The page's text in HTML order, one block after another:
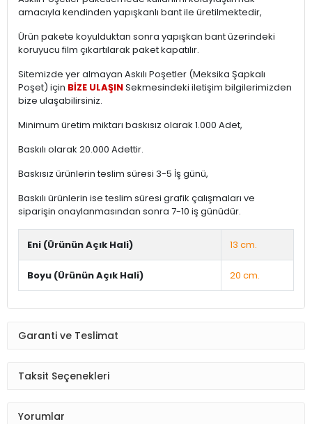
amacıyla kendinden yapışkanlı bant ile üretilmektedir,
Ürün pakete koyulduktan sonra yapışkan bant üzerindeki
koruyucu film çıkartılarak paket kapatılır.
Sitemizde yer almayan Askılı Poşetler (Meksika Şapkalı
Poşet) için BİZE ULAŞINSekmesindeki iletişim bilgilerimizden
bize ulaşabilirsiniz.
Minimum üretim miktarı baskısız olarak 1.000 Adet,
Baskılı olarak 20.000 Adettir.
Baskısız ürünlerin teslim süresi 3-5 İş günü,
Baskılı ürünlerin ise teslim süresi grafik çalışmaları ve
siparişin onaylanmasından sonra 7-10 iş günüdür.
Eni (Ürünün Açık Hali) 13 cm.
Boyu (Ürünün Açık Hali) 20 cm.
Garanti ve Teslimat
Taksit Seçenekleri
Yorumlar